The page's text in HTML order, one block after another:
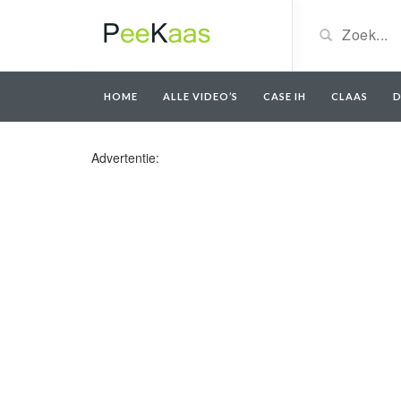
HOME ALLE VIDEO’S CASE IH CLAAS
Advertentie: